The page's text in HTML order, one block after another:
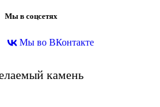
Мы в соцсетях
Мы во ВКонтакте
камень